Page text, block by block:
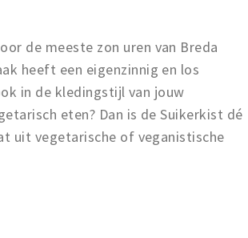
de meeste zon uren van Breda
heeft een eigenzinnig en los
in de kledingstijl van jouw
eten? Dan is de Suikerkist dé
uit vegetarische of veganistische